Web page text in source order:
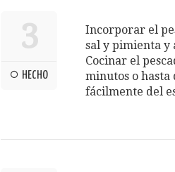
3
HECHO
Incorporar el
sal y pimienta
Cocinar el
minutos o hasta
fácilmente del